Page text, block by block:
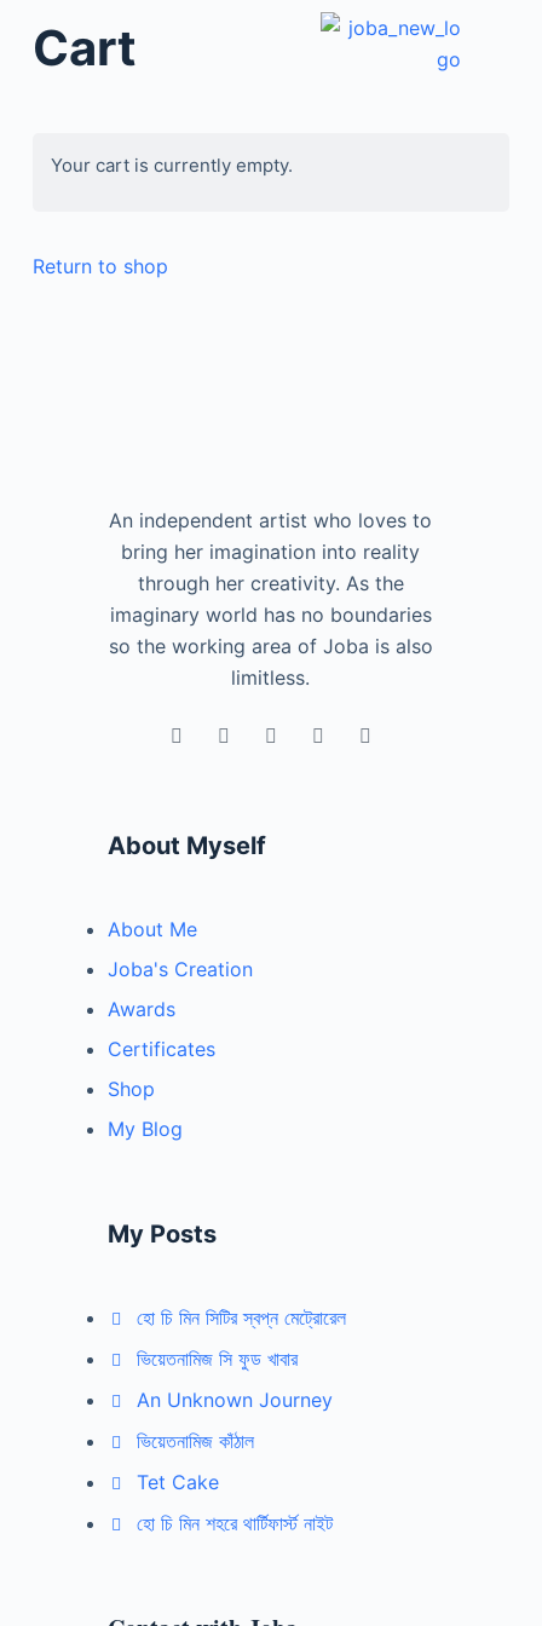
Cart
Your cart is currently empty.
Return to shop
An independent artist who loves to
bring her imagination into reality
through her creativity. As the
imaginary world has no boundaries
so the working area of Joba is also
limitless.
About Myself
About Me
Joba's Creation
Awards
Certificates
Shop
My Blog
My Posts
হো চি মিন সিটির স্বপ্ন মেট্রোরেল
ভিয়েতনামিজ সি ফুড খাবার
An Unknown Journey
ভিয়েতনামিজ কাঁঠাল
Tet Cake
হো চি মিন শহরে থার্টিফার্স্ট নাইট